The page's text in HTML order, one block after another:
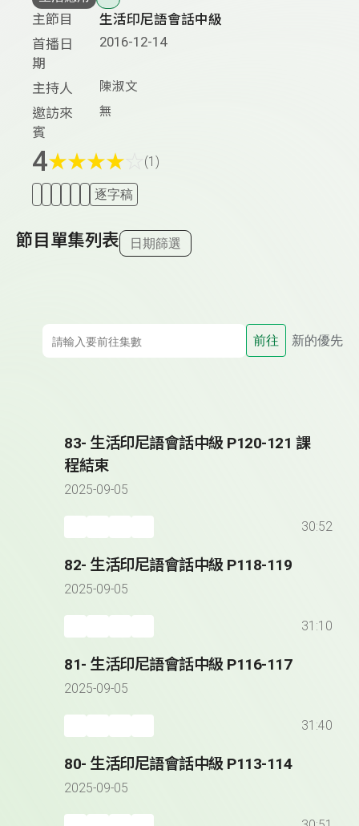
主節目
生活印尼語會話中級
首播日
期
2016-12-14
主持人 陳淑文
邀訪來
賓
無
4★★★★ (1)
逐字稿
節目單集列表 日期篩選
前往 新的優先
83- 生活印尼語會話中級 P120-121 課
程結束
2025-09-05
30:52
82- 生活印尼語會話中級 P118-119
2025-09-05
31:10
81- 生活印尼語會話中級 P116-117
2025-09-05
31:40
80- 生活印尼語會話中級 P113-114
2025-09-05